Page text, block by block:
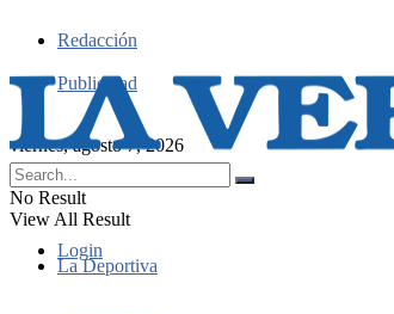
Redacción
Publicidad
viernes, agosto 7, 2026
Login
No Result
View All Result
La Deportiva